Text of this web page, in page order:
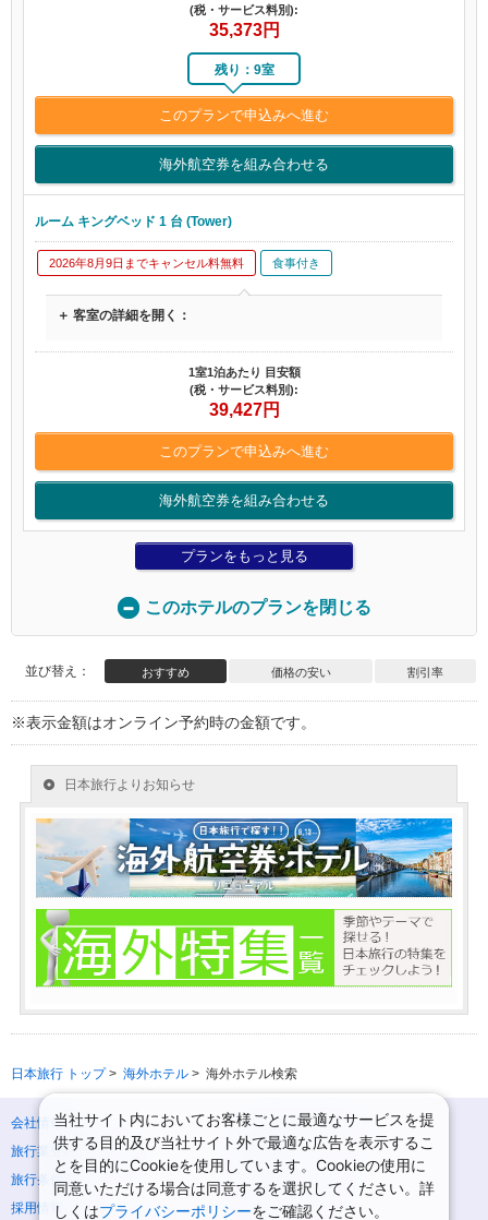
(税・サービス料別):
35,373円
残り：9室
このプランで申込みへ進む
海外航空券を組み合わせる
ルーム キングベッド 1 台 (Tower)
2026年8月9日までキャンセル料無料 食事付き
＋ 客室の詳細を開く：
1室1泊あたり 目安額
(税・サービス料別):
39,427円
このプランで申込みへ進む
海外航空券を組み合わせる
プランをもっと見る
このホテルのプランを閉じる
並び替え： おすすめ 価格の安い 割引率
※表示金額はオンライン予約時の金額です。
日本旅行 トップ> 海外ホテル > 海外ホテル検索
会社情報
プライバシーポリシー
旅行業登録票・約款
規約集
旅行条件書
ニュースリリース
採用情報
サイトマップ
当社サイト内においてお客様ごとに最適なサービスを提
供する目的及び当社サイト外で最適な広告を表示するこ
とを目的にCookieを使用しています。Cookieの使用に
同意いただける場合は同意するを選択してください。詳
しくはプライバシーポリシーをご確認ください。